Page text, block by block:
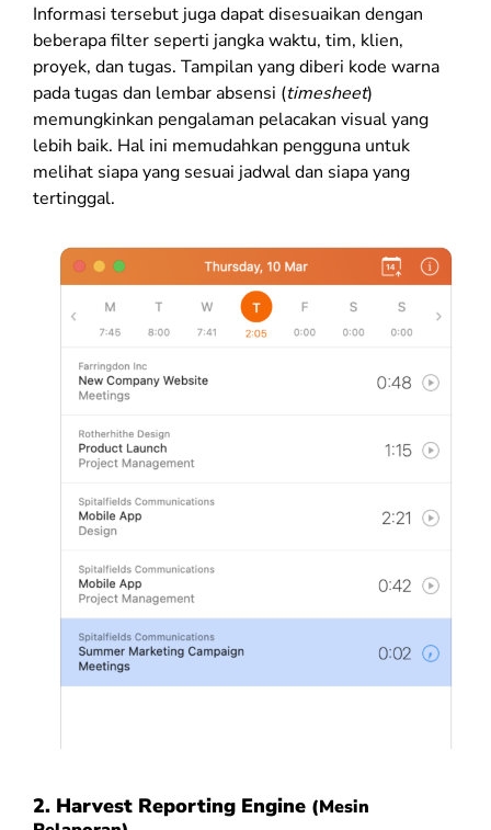
Informasi tersebut juga dapat disesuaikan dengan
beberapa filter seperti jangka waktu, tim, klien,
proyek, dan tugas. Tampilan yang diberi kode warna
pada tugas dan lembar absensi (timesheet)
memungkinkan pengalaman pelacakan visual yang
lebih baik. Hal ini memudahkan pengguna untuk
melihat siapa yang sesuai jadwal dan siapa yang
tertinggal.
2. Harvest Reporting Engine (Mesin